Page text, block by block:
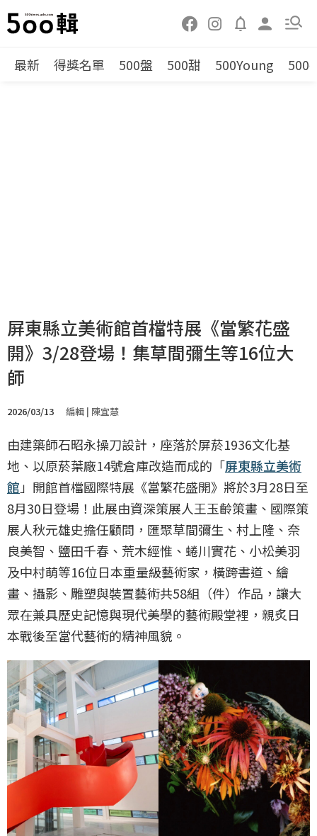
最新 得獎名單 500盤 500甜 500Young 500
屏東縣立美術館首檔特展《當繁花盛
開》3/28登場！集草間彌生等16位大
師
2026/03/13 編輯 | 陳宜慧
由建築師石昭永操刀設計，座落於屏菸1936文化基
地、以原菸葉廠14號倉庫改造而成的「屏東縣立美術
館 」開館首檔國際特展《當繁花盛開》將於3月28日至
8月30日登場！此展由資深策展人王玉齡策畫、國際策
展人秋元雄史擔任顧問，匯聚草間彌生、村上隆、奈
良美智、鹽田千春、荒木經惟、蜷川實花、小松美羽
及中村萌等16位日本重量級藝術家，橫跨書道、繪
畫、攝影、雕塑與裝置藝術共58組（件）作品，讓大
眾在兼具歷史記憶與現代美學的藝術殿堂裡，親炙日
本戰後至當代藝術的精神風貌。